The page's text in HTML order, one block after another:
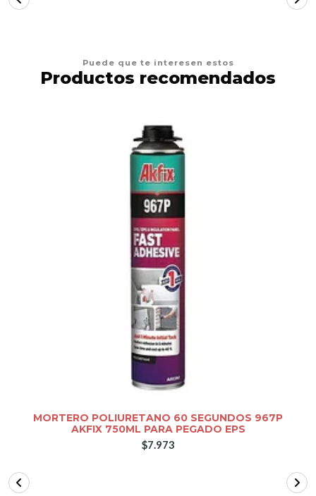
Puede que te interesen estos
Productos recomendados
MORTERO POLIURETANO 60 SEGUNDOS 967P
AKFIX 750ML PARA PEGADO EPS
$7.973